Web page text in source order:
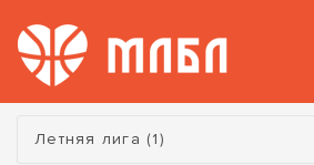
Турнир:
Летняя лига (1)